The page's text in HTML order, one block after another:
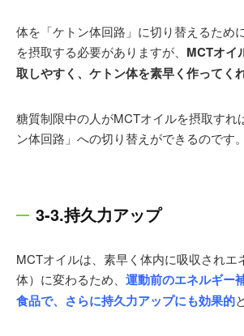
体を「ケトン体回路」に切り替えるため
を摂取する必要がありますが、 MCTオイ
取しやすく、ケトン体を素早く作ってく
糖質制限中の人がMCTオイルを摂取すれ
ン体回路」への切り替えができるのです。
3-3.持久力アップ
MCTオイルは、素早く体内に吸収されエ
体）に変わるため、 運動前のエネルギー
食品で、さらに持久力アップにも効果的